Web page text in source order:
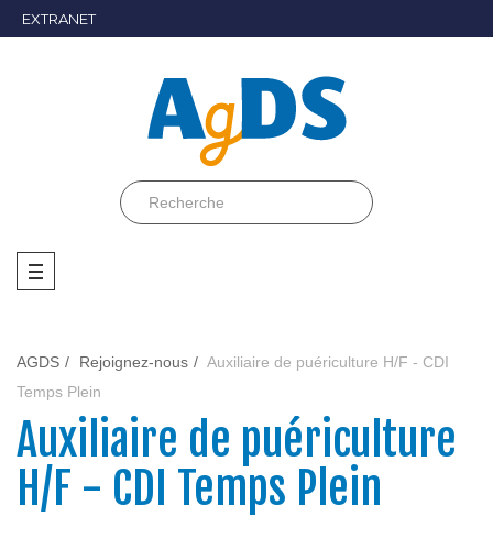
EXTRANET
AGDS Rejoignez-nous
Auxiliaire de puériculture H/F - CDI
Temps Plein
Auxiliaire de puériculture
H/F - CDI Temps Plein